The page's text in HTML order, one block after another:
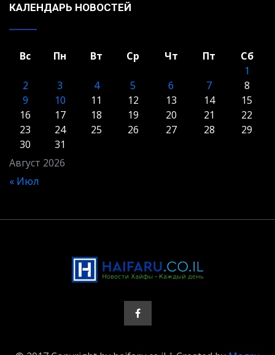
КАЛЕНДАРЬ НОВОСТЕЙ
Август 2026
Вс Пн Вт Ср Чт Пт
Сб
1
2
3 4 5 6 7
8
9
10 11 12 13 14
15
16
17 18 19 20 21
22
23
24 25 26 27 28
29
30
31
« Июл